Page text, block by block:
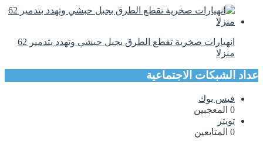
انهيارات صخرية تقطع الطرق بجبل حبشي وتهدد بتدمير 62
منزلا
عداد الشبكات الاجتماعية
فيس بوك
0 المعجبين
تويتر
0 المتابعين